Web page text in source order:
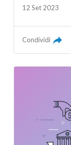
12 Set 2023
Condividi